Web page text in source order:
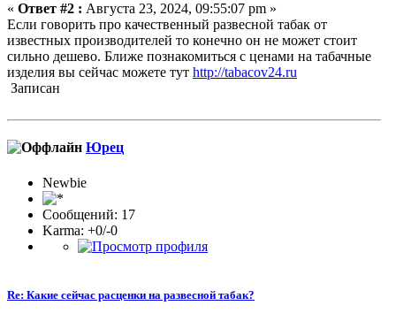
« Ответ #2 : Августа 23, 2024, 09:55:07 pm »
Если говорить про качественный развесной табак от
известных производителей то конечно он не может стоит
сильно дешево. Ближе познакомиться с ценами на табачные
изделия вы сейчас можете тут http://tabacov24.ru
Записан
Юрец
Newbie
Сообщений: 17
Karma: +0/-0
Re: Какие сейчас расценки на развесной табак?